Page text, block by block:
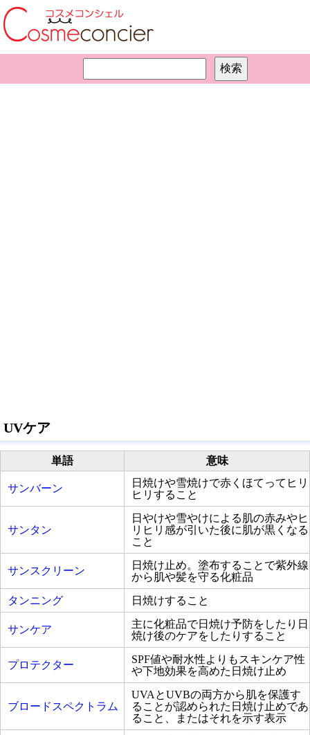
UVケア
単語 意味
サンバーン
日焼けや雪焼けで赤くほてってヒリ
ヒリすること
サンタン
日やけや雪やけによる肌の赤みやヒ
リヒリ感が引いた後に肌が黒くなる
こと
サンスクリーン
日焼け止め。塗布することで紫外線
から肌や髪を守る化粧品
タンニング
日焼けすること
サンケア
主に化粧品で日焼け予防をしたり日
焼け後のケアをしたりすること
プロテクター
SPF値や耐水性よりもスキンケア性
や下地効果を高めた日焼け止め
ブロードスペクトラム
UVAとUVBの両方から肌を保護す
ることが認められた日焼け止めであ
ること、またはそれを示す表示